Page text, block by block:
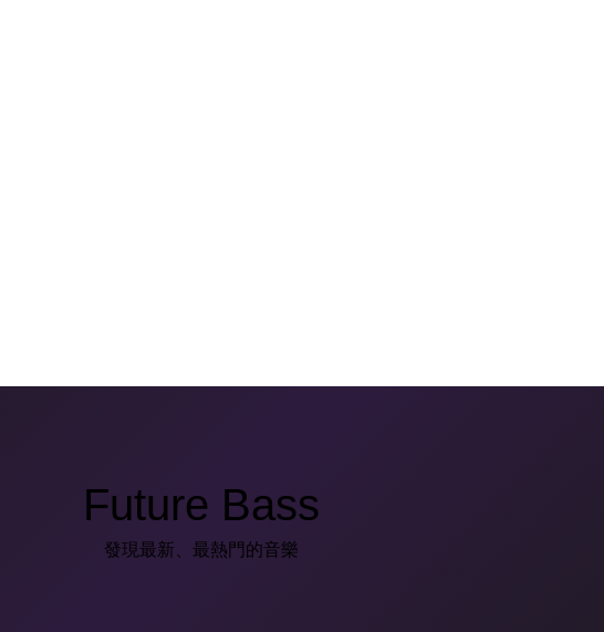
Future Bass
發現最新、最熱門的音樂